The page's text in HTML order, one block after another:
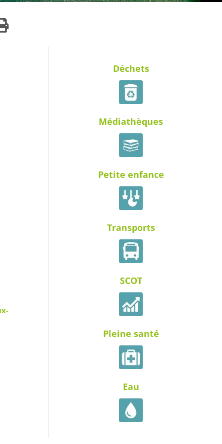
Déchets
Médiathèques
Petite enfance
Transports
SCOT
Pleine santé
Eau